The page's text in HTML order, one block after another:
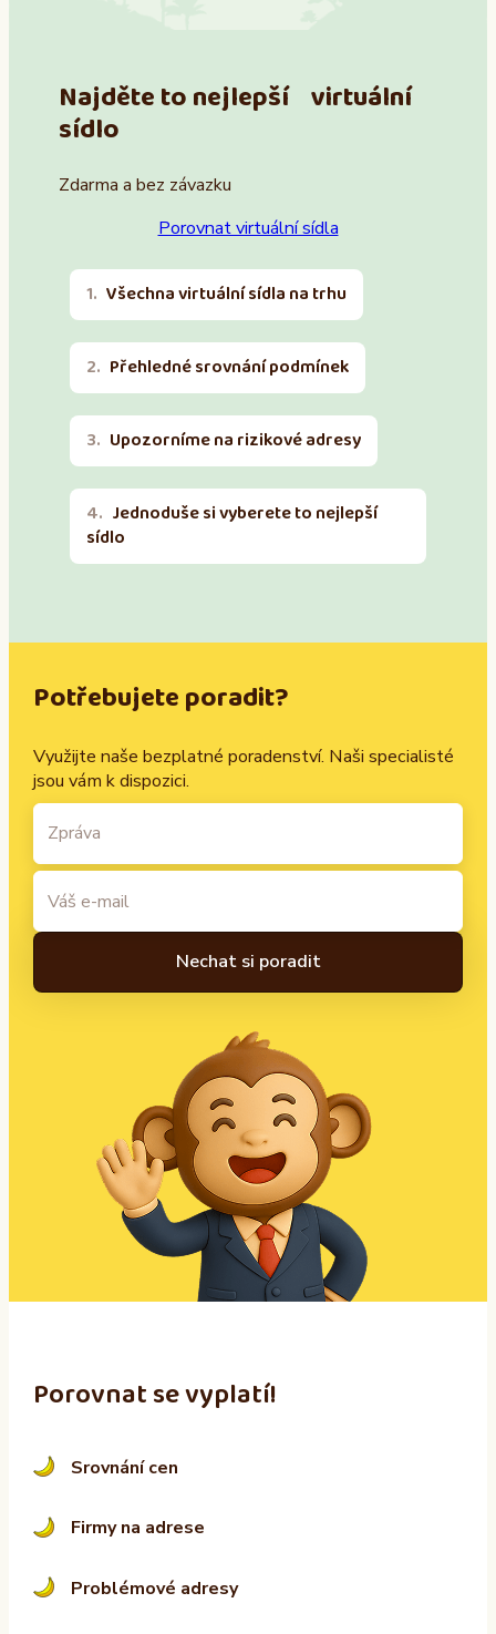
Najděte to nejlepší virtuální
sídlo
Zdarma a bez závazku
Porovnat virtuální sídla
Všechna virtuální sídla na trhu
Přehledné srovnání podmínek
Upozorníme na rizikové adresy
Jednoduše si vyberete to nejlepší
sídlo
Potřebujete poradit?
Využijte naše bezplatné poradenství. Naši specialisté
jsou vám k dispozici.
:
Porovnat se vyplatí!
Srovnání cen
Firmy na adrese
Problémové adresy